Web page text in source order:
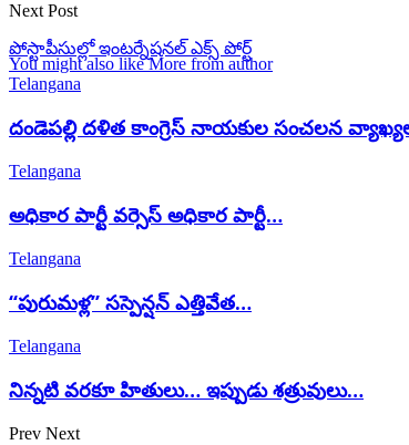
Next Post
పోస్టాపీసుల్లో ఇంటర్నేషనల్ ఎక్స్ పోర్ట్
You might also like More from author
Telangana
దండెపల్లి దళిత కాంగ్రెస్ నాయకుల సంచలన
Telangana
అధికార పార్టీ వర్సెస్ అధికార పార్టీ…
Telangana
‘‘పురుమళ్ల’’ సస్పెన్షన్ ఎత్తివేత…
Telangana
నిన్నటి వరకూ హితులు… ఇప్పుడు శత్రువులు…
Prev Next